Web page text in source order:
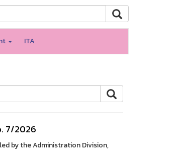
ITA
7/2026
by the Administration Division,